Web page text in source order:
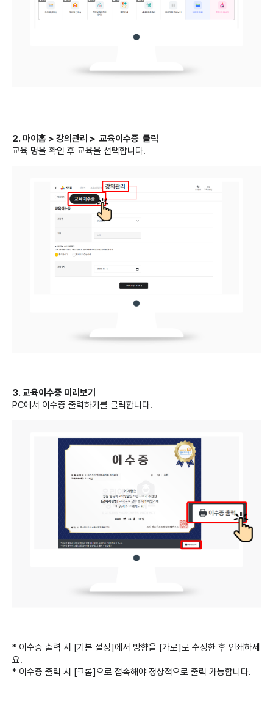
2. 마이홈 > 강의관리 > 교육이수증 클릭
교육 명을 확인 후 교육을 선택합니다.
3. 교육이수증 미리보기
PC에서 이수증 출력하기를 클릭합니다.
* 이수증 출력 시 [기본 설정]에서 방향을 [가로]로 수정한 후 인쇄하세
요.
* 이수증 출력 시 [크롬]으로 접속해야 정상적으로 출력 가능합니다.